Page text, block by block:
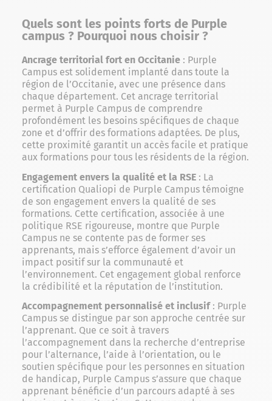
Quels sont les points forts de Purple
campus ? Pourquoi nous choisir ?
Ancrage territorial fort en Occitanie : Purple
Campus est solidement implanté dans toute la
région de l’Occitanie, avec une présence dans
chaque département. Cet ancrage territorial
permet à Purple Campus de comprendre
profondément les besoins spécifiques de chaque
zone et d’offrir des formations adaptées. De plus,
cette proximité garantit un accès facile et pratique
aux formations pour tous les résidents de la région.
Engagement envers la qualité et la RSE : La
certification Qualiopi de Purple Campus témoigne
de son engagement envers la qualité de ses
formations. Cette certification, associée à une
politique RSE rigoureuse, montre que Purple
Campus ne se contente pas de former ses
apprenants, mais s’efforce également d’avoir un
impact positif sur la communauté et
l’environnement. Cet engagement global renforce
la crédibilité et la réputation de l’institution.
Accompagnement personnalisé et inclusif: Purple
Campus se distingue par son approche centrée sur
l’apprenant. Que ce soit à travers
l’accompagnement dans la recherche d’entreprise
pour l’alternance, l’aide à l’orientation, ou le
soutien spécifique pour les personnes en situation
de handicap, Purple Campus s’assure que chaque
apprenant bénéficie d’un parcours adapté à ses